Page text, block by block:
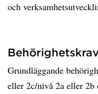
och
Grundläggande
eller 2c/nivå 2a eller 2b